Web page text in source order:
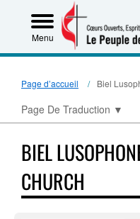
Menu
Page d’accueil Biel
Page De Traduction ▼
BIEL
CHURCH